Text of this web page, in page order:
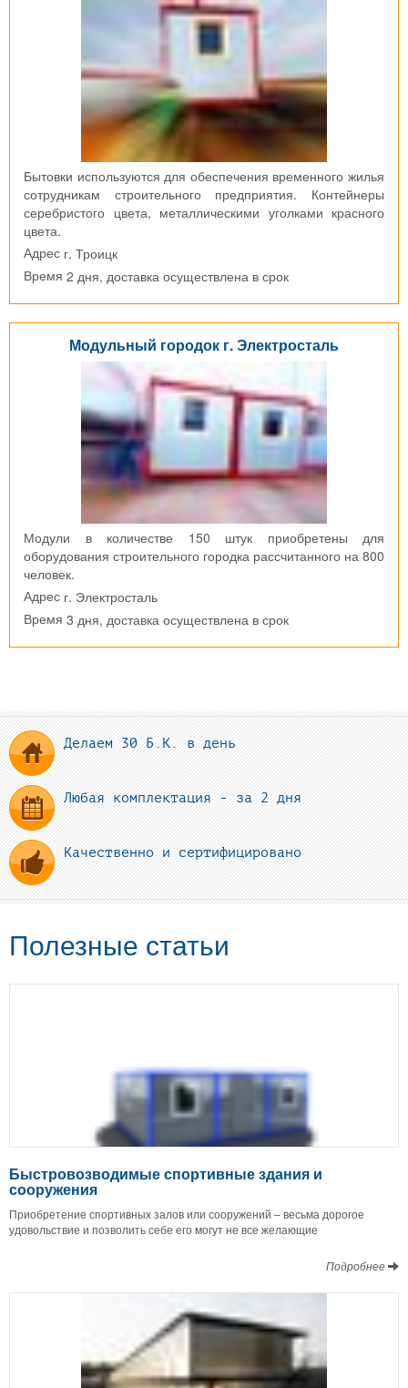
Бытовки используются для обеспечения временного жилья
сотрудникам строительного предприятия. Контейнеры
серебристого цвета, металлическими уголками красного
цвета.
Адрес г. Троицк
Время 2 дня, доставка осуществлена в срок
Модульный городок г. Электросталь
Модули в количестве 150 штук приобретены для
оборудования строительного городка рассчитанного на 800
человек.
Адрес г. Электросталь
Время 3 дня, доставка осуществлена в срок
Делаем 30 Б.К. в день
Любая комплектация - за 2 дня
Качественно и сертифицировано
Полезные статьи
Быстровозводимые спортивные здания и
сооружения
Приобретение спортивных залов или сооружений – весьма дорогое
удовольствие и позволить себе его могут не все желающие
Подробнее